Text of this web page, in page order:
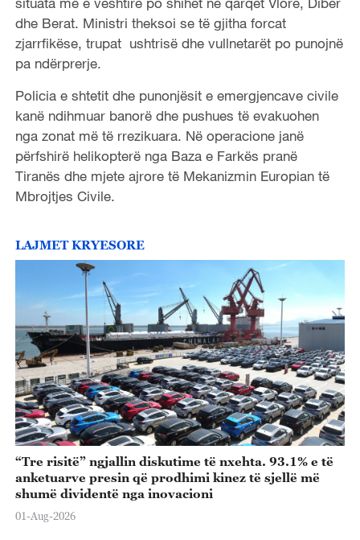
dhe Berat. Ministri theksoi se të gjitha forcat
zjarrfikëse, trupat ushtrisë dhe vullnetarët po punojnë
pa ndërprerje.
Policia e shtetit dhe punonjësit e emergjencave civile
kanë ndihmuar banorë dhe pushues të evakuohen
nga zonat më të rrezikuara. Në operacione janë
përfshirë helikopterë nga Baza e Farkës pranë
Tiranës dhe mjete ajrore të Mekanizmin Europian të
Mbrojtjes Civile.
LAJMET KRYESORE
“Tre risitë” ngjallin diskutime të nxehta. 93.1% e të
anketuarve presin që prodhimi kinez të sjellë më
shumë dividentë nga inovacioni
01-Aug-2026